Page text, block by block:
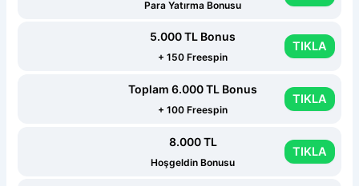
Para Yatırma Bonusu
5.000 TL Bonus
+ 150 Freespin
TIKLA
Toplam 6.000 TL Bonus
+ 100 Freespin
TIKLA
8.000 TL
Hoşgeldin Bonusu
TIKLA